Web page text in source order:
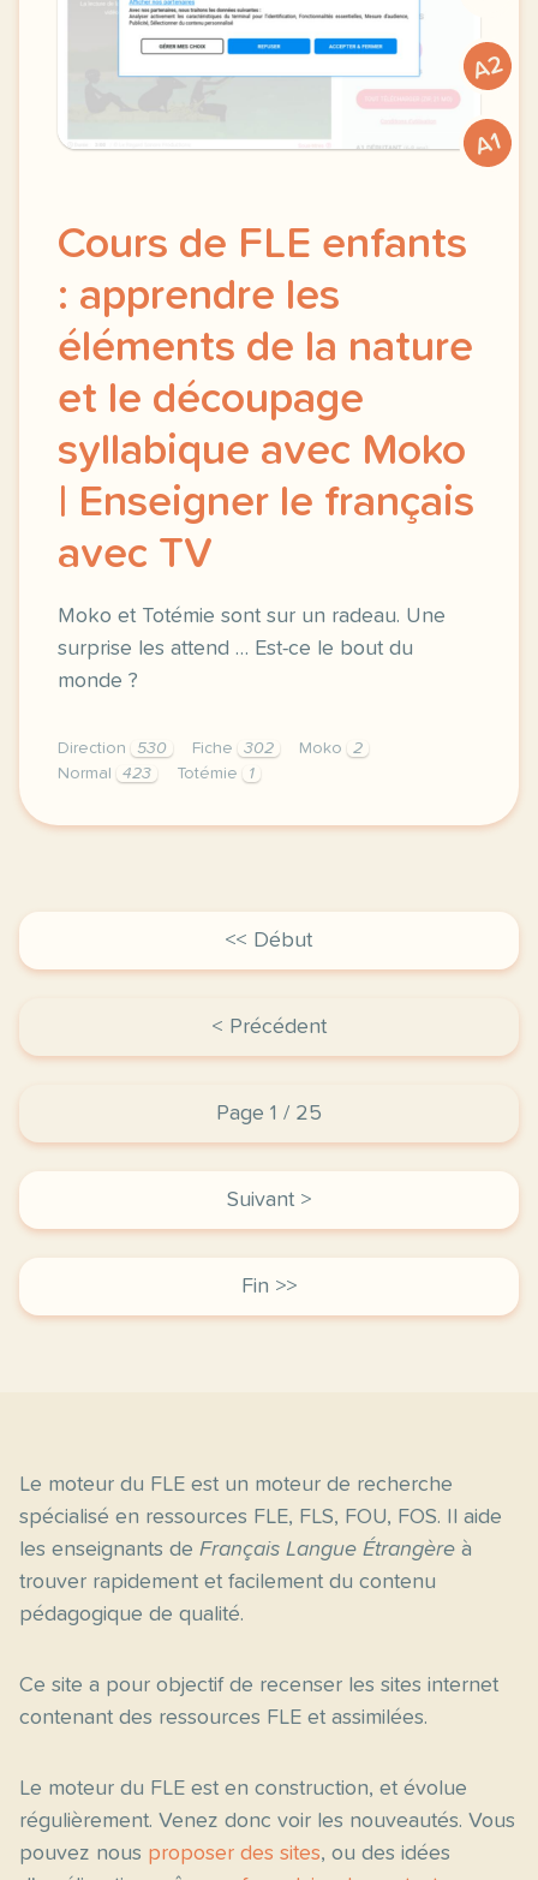
A2
A1
Cours de FLE enfants
: apprendre les
éléments de la nature
et le découpage
syllabique avec Moko
| Enseigner le français
avec TV
Moko et Totémie sont sur un radeau. Une
surprise les attend … Est-ce le bout du
monde ?
Direction 530 Fiche 302 Moko
2
Normal
423 Totémie 1
didomi host didomi components button cursor
<< Début
< Précédent
Page 1 / 25
Suivant >
Fin >>
Le moteur du FLE est un moteur de recherche
spécialisé en ressources FLE, FLS, FOU, FOS. Il aide
les enseignants de Français Langue Étrangère à
trouver rapidement et facilement du contenu
pédagogique de qualité.
Ce site a pour objectif de recenser les sites internet
contenant des ressources FLE et assimilées.
Le moteur du FLE est en construction, et évolue
régulièrement. Venez donc voir les nouveautés. Vous
pouvez nous proposer des sites, ou des idées